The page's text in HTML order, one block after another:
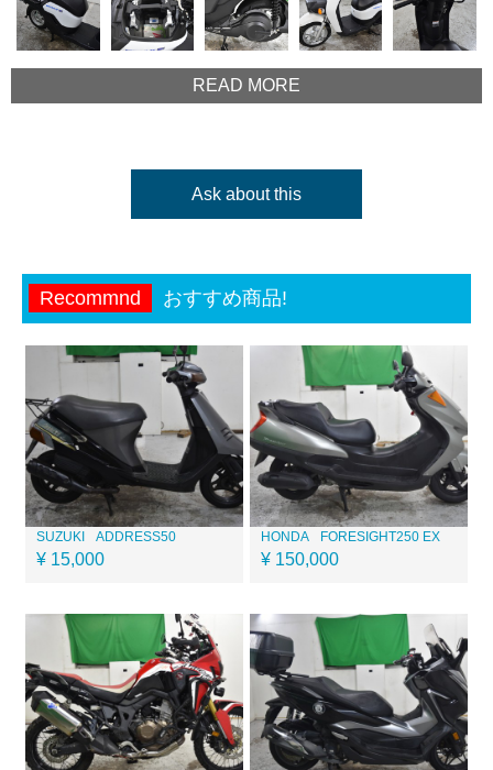
READ MORE
Ask about this
Recommnd おすすめ商品!
SUZUKI ADDRESS50
¥ 15,000
HONDA FORESIGHT250 EX
¥ 150,000